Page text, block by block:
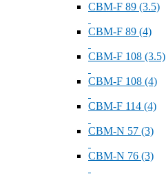
СВМ-F 89 (3.5)
СВМ-F 89 (4)
СВМ-F 108 (3.5)
СВМ-F 108 (4)
СВМ-F 114 (4)
СВМ-N 57 (3)
СВМ-N 76 (3)